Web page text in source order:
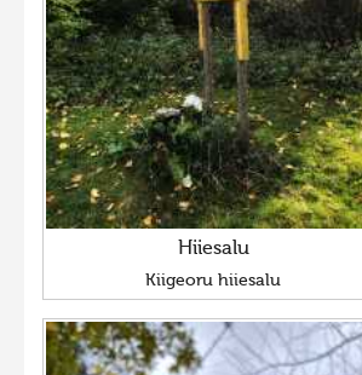
Hiiesalu
Kiigeoru hiiesalu